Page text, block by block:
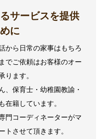
サービスを提供
に
から日常の家事はもちろ
でご依頼はお客様のオー
ります。
、保育士・幼稚園教諭・
在籍しています。
門コーディネーターがマ
トさせて頂きます。